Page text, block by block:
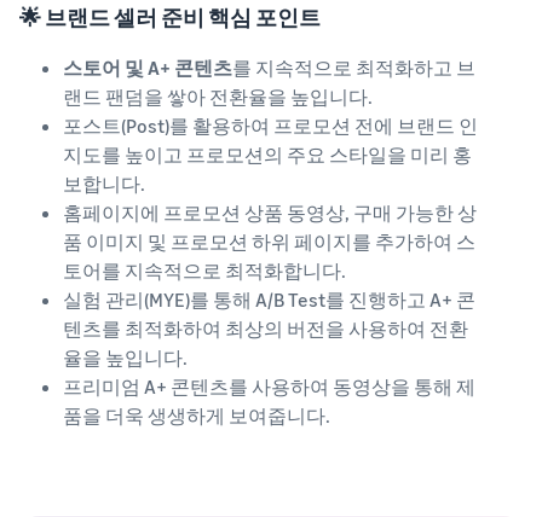
🌟 브랜드 셀러 준비 핵심 포인트
스토어 및 A+ 콘텐츠를 지속적으로 최적화하고 브
랜드 팬덤​을 쌓아 전환율을 높입니다.
포스트(Post)를 활용하여 프로모션 전에 브랜드 인
지도를 높이고 프로모션의 주요 스타일을 미리 홍
보합니다.
홈페이지에 프로모션 상품 동영상, 구매 가능한 상
품 이미지 및 프로모션 하위 페이지를 추가하여 스
토어를 지속적으로 최적화합니다.
실험 관리(MYE)를 통해 A/B Test를 진행하고 A+ 콘
텐츠를 최적화하여 최상의 버전을 사용하여 전환
율을 높입니다.
프리미엄 A+ 콘텐츠를 사용하여 동영상을 통해 제
품을 더욱 생생하게 보여줍니다.